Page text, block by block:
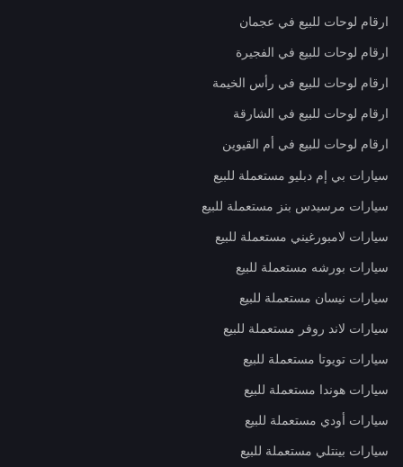
ارقام لوحات للبيع في عجمان
ارقام لوحات للبيع في الفجيرة
ارقام لوحات للبيع في رأس الخيمة
ارقام لوحات للبيع في الشارقة
ارقام لوحات للبيع في أم القيوين
سيارات بي إم دبليو مستعملة للبيع
سيارات مرسيدس بنز مستعملة للبيع
سيارات لامبورغيني مستعملة للبيع
سيارات بورشه مستعملة للبيع
سيارات نيسان مستعملة للبيع
سيارات لاند روفر مستعملة للبيع
سيارات تويوتا مستعملة للبيع
سيارات هوندا مستعملة للبيع
سيارات أودي مستعملة للبيع
سيارات بينتلي مستعملة للبيع